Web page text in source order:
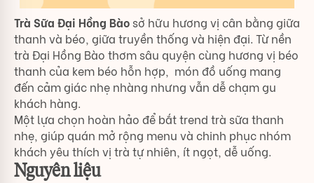
Trà Sữa Đại Hồng Bàosở hữu hương vị cân bằng giữa
thanh và béo, giữa truyền thống và hiện đại. Từ nền
trà Đại Hồng Bào thơm sâu quyện cùng hương vị béo
thanh của kem béo hỗn hợp, món đồ uống mang
đến cảm giác nhẹ nhàng nhưng vẫn dễ chạm gu
khách hàng.
Một lựa chọn hoàn hảo để bắt trend trà sữa thanh
nhẹ, giúp quán mở rộng menu và chinh phục nhóm
khách yêu thích vị trà tự nhiên, ít ngọt, dễ uống.
Nguyên liệu